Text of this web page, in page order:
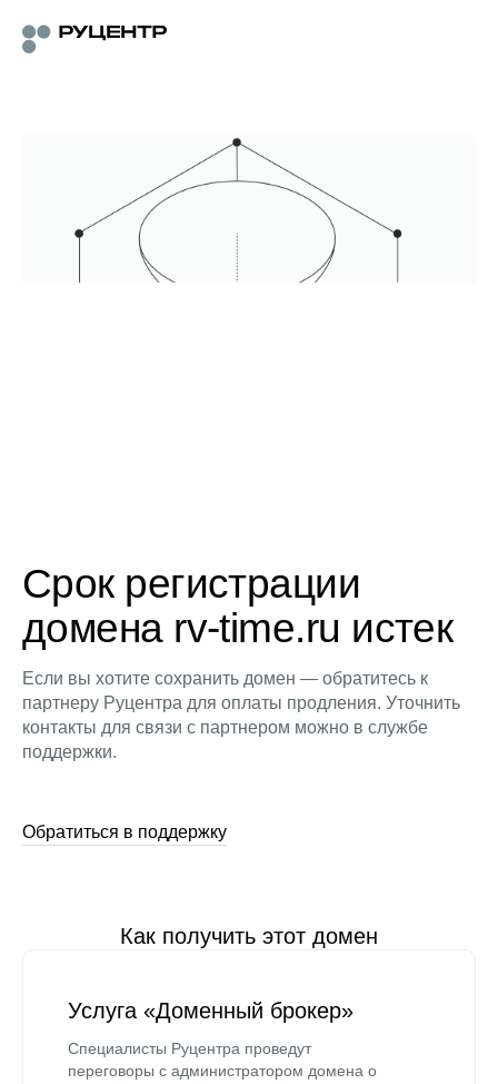
Срок регистрации
домена rv-time.ru истек
Если вы хотите сохранить домен — обратитесь к
партнеру Руцентра для оплаты продления. Уточнить
контакты для связи с партнером можно в службе
поддержки.
Обратиться в поддержку
Как получить этот домен
Услуга «Доменный брокер»
Специалисты Руцентра проведут
переговоры с администратором домена о